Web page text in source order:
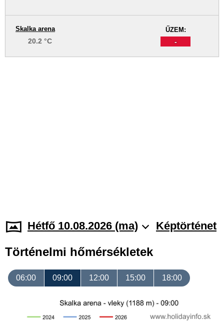
ŰZEM:
-
Skalka arena
20.2 °C
Hétfő 10.08.2026 (ma) Képtörténet
Történelmi hőmérsékletek
06:00 09:00 12:00 15:00 18:00